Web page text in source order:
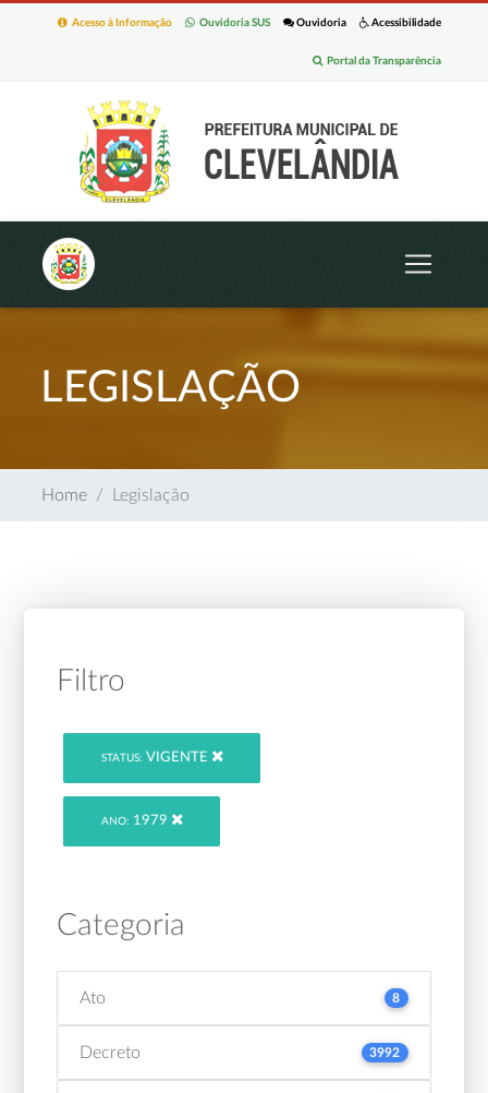
Acessibilidade
Ouvidoria
Ouvidoria SUS
Acesso à Informação
Portal da Transparência
LEGISLAÇÃO
Home Legislação
Filtro
STATUS: VIGENTE
ANO: 1979
Categoria
Ato 8
Decreto 3992